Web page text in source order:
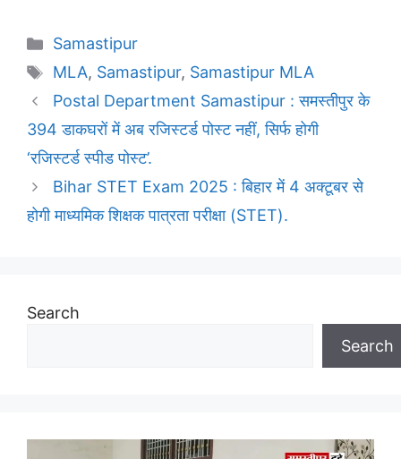
Categories
Samastipur
Tags
MLA, Samastipur, Samastipur MLA
Postal Department Samastipur : समस्तीपुर के
394 डाकघरों में अब रजिस्टर्ड पोस्ट नहीं, सिर्फ होगी
‘रजिस्टर्ड स्पीड पोस्ट’.
Bihar STET Exam 2025 : बिहार में 4 अक्टूबर से
होगी माध्यमिक शिक्षक पात्रता परीक्षा (STET).
Search
Search